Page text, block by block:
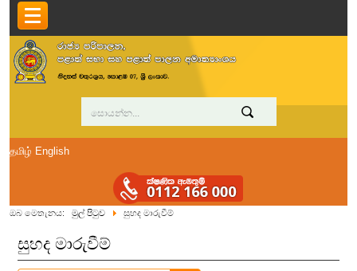
தமிழ் English
ඔබ මෙතැනය: මුල් පිටුව සුහද මාරුවීම්
සුහද මාරුවීම්